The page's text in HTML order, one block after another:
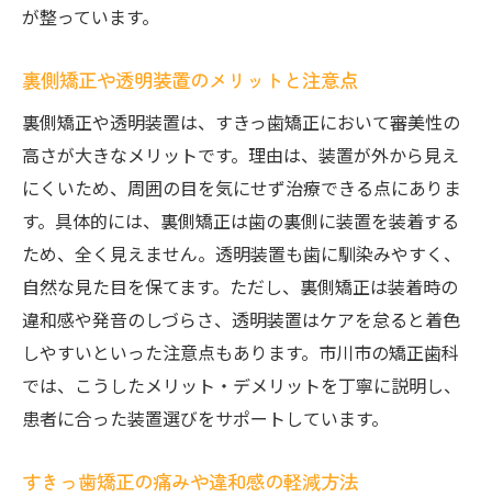
が整っています。
裏側矯正や透明装置のメリットと注意点
裏側矯正や透明装置は、すきっ歯矯正において審美性の
高さが大きなメリットです。理由は、装置が外から見え
にくいため、周囲の目を気にせず治療できる点にありま
す。具体的には、裏側矯正は歯の裏側に装置を装着する
ため、全く見えません。透明装置も歯に馴染みやすく、
自然な見た目を保てます。ただし、裏側矯正は装着時の
違和感や発音のしづらさ、透明装置はケアを怠ると着色
しやすいといった注意点もあります。市川市の矯正歯科
では、こうしたメリット・デメリットを丁寧に説明し、
患者に合った装置選びをサポートしています。
すきっ歯矯正の痛みや違和感の軽減方法